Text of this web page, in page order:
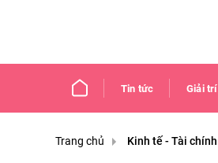
Tin tức Giải trí
Trang chủ Kinh tế - Tài chính